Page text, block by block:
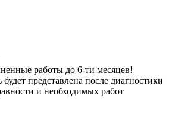
работы до 6-ти месяцев!
представлена после диагностики
и необходимых работ